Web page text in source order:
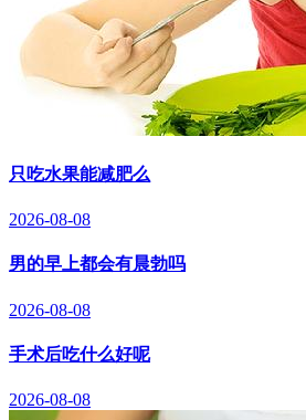
只吃水果能减肥么
2026-08-08
男的早上都会有晨勃吗
2026-08-08
手术后吃什么好呢
2026-08-08